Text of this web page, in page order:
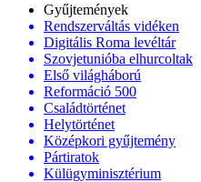
Gyűjtemények
Rendszerváltás vidéken
Digitális Roma levéltár
Szovjetunióba elhurcoltak
Első világháború
Reformáció 500
Családtörténet
Helytörténet
Középkori gyűjtemény
Pártiratok
Külügyminisztérium